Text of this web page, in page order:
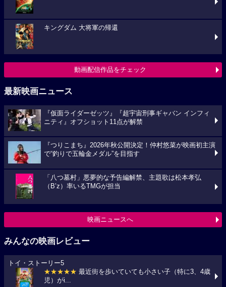
キングダム 大将軍の帰還
動画配信作品をチェック
最新映画ニュース
『仮面ライダーゼッツ』『超宇宙刑事ギャバン インフィ
ニティ』オフショット11点が解禁
『つりこまち』2026年秋公開決定！仲村悠菜が映画初主演
で“釣りで五輪金メダル”を目指す
「八つ墓村」悪夢的な予告編解禁、主題歌は松本孝弘
（B’z）率いるTMGが担当
映画ニュースへ
みんなの映画レビュー
トイ・ストーリー5
★★★★★ 最近街を歩いていても小さい子（特に3、4歳
児）がi...